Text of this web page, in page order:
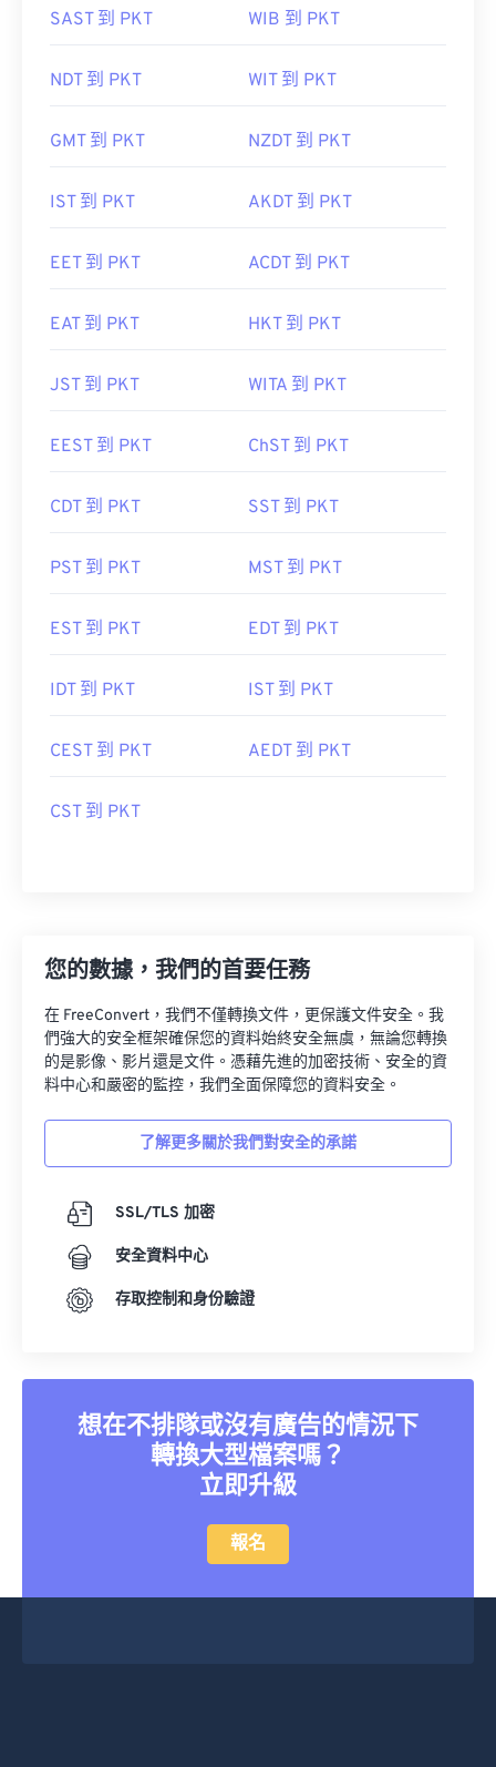
SAST 到 PKT WIB 到 PKT
NDT 到 PKT WIT 到 PKT
GMT 到 PKT NZDT 到 PKT
IST 到 PKT AKDT 到 PKT
EET 到 PKT ACDT 到 PKT
EAT 到 PKT HKT 到 PKT
JST 到 PKT WITA 到 PKT
EEST 到 PKT ChST 到 PKT
CDT 到 PKT SST 到 PKT
PST 到 PKT MST 到 PKT
EST 到 PKT EDT 到 PKT
IDT 到 PKT IST 到 PKT
CEST 到 PKT AEDT 到 PKT
CST 到 PKT
您的數據，我們的首要任務
在 FreeConvert，我們不僅轉換文件，更保護文件安全。我
們強大的安全框架確保您的資料始終安全無虞，無論您轉換
的是影像、影片還是文件。憑藉先進的加密技術、安全的資
料中心和嚴密的監控，我們全面保障您的資料安全。
了解更多關於我們對安全的承諾
SSL/TLS 加密
安全資料中心
存取控制和身份驗證
想在不排隊或沒有廣告的情況下
轉換大型檔案嗎？
立即升級
報名